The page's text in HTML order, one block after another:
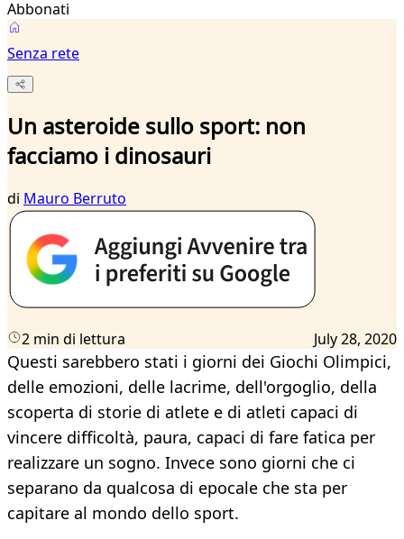
Abbonati
Senza rete
Un asteroide sullo sport: non
facciamo i dinosauri
di Mauro Berruto
2 min di lettura July 28, 2020
Questi sarebbero stati i giorni dei Giochi Olimpici,
delle emozioni, delle lacrime, dell'orgoglio, della
scoperta di storie di atlete e di atleti capaci di
vincere difficoltà, paura, capaci di fare fatica per
realizzare un sogno. Invece sono giorni che ci
separano da qualcosa di epocale che sta per
capitare al mondo dello sport.